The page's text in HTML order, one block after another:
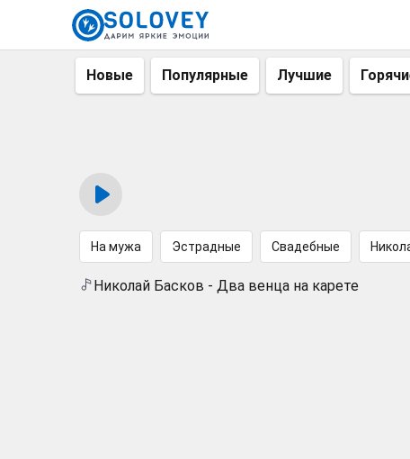
Новые Популярные Лучшие
На мужа Эстрадные Свадебные
Николай Басков - Два венца на карете